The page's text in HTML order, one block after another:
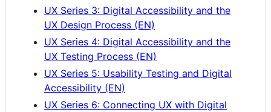
UX Series 3: Digital Accessibility and the
UX Design Process (EN)
UX Series 4: Digital Accessibility and the
UX Testing Process (EN)
UX Series 5: Usability Testing and Digital
Accessibility (EN)
UX Series 6: Connecting UX with Digital